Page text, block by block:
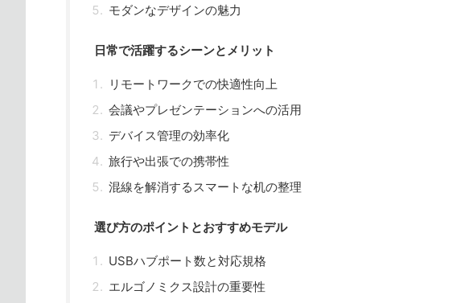
モダンなデザインの魅力
日常で活躍するシーンとメリット
リモートワークでの快適性向上
会議やプレゼンテーションへの活用
デバイス管理の効率化
旅行や出張での携帯性
混線を解消するスマートな机の整理
選び方のポイントとおすすめモデル
USBハブポート数と対応規格
エルゴノミクス設計の重要性